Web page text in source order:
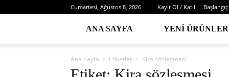
Cumartesi, Ağustos 8, 2026 Kayıt Ol / Katıl Başlangıç
ANA SAYFA YENI ÜRÜNLER
Ana Sayfa Etiketler Kira sözleşmesi